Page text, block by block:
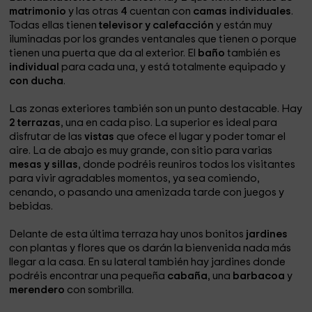
matrimonio y las otras 4 cuentan con camas individuales.
Todas ellas tienentelevisor y calefacción y están muy
iluminadas por los grandes ventanales que tienen o porque
tienen una puerta que da al exterior. El bañotambién es
individual para cada una, y está totalmente equipado y
con ducha.
Las zonas exteriores también son un punto destacable. Hay
2 terrazas, una en cada piso. La superior es ideal para
disfrutar de lasvistas que ofece el lugar y poder tomar el
aire. La de abajo es muy grande, con sitio para varias
mesas y sillas, donde podréis reuniros todos los visitantes
para vivir agradables momentos, ya sea comiendo,
cenando, o pasando una amenizada tarde con juegos y
bebidas.
Delante de esta última terraza hay unos bonitos jardines
con plantas y flores que os darán la bienvenida nada más
llegar a la casa. En su lateral también hay jardines donde
podréis encontrar una pequeña cabaña, una barbacoay
merendero con sombrilla.